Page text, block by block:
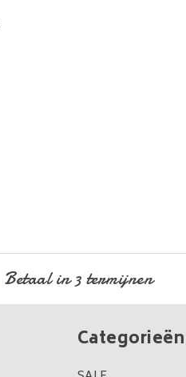
Betaal in 3 termijnen
Categorieën